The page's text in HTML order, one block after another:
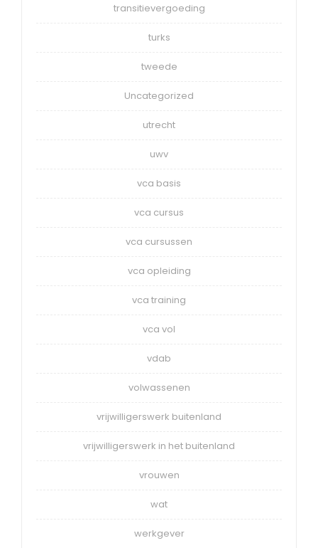
transitievergoeding
turks
tweede
Uncategorized
utrecht
uwv
vca basis
vca cursus
vca cursussen
vca opleiding
vca training
vca vol
vdab
volwassenen
vrijwilligerswerk buitenland
vrijwilligerswerk in het buitenland
vrouwen
wat
werkgever